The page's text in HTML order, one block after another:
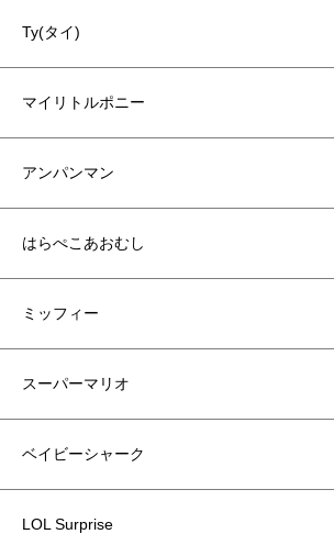
Ty(タイ)
マイリトルポニー
アンパンマン
はらぺこあおむし
ミッフィー
スーパーマリオ
ベイビーシャーク
LOL Surprise